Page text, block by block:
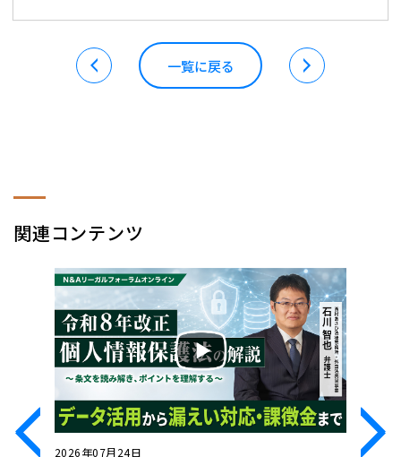
一覧に戻る
関連コンテンツ
2026年07月24日 2026年